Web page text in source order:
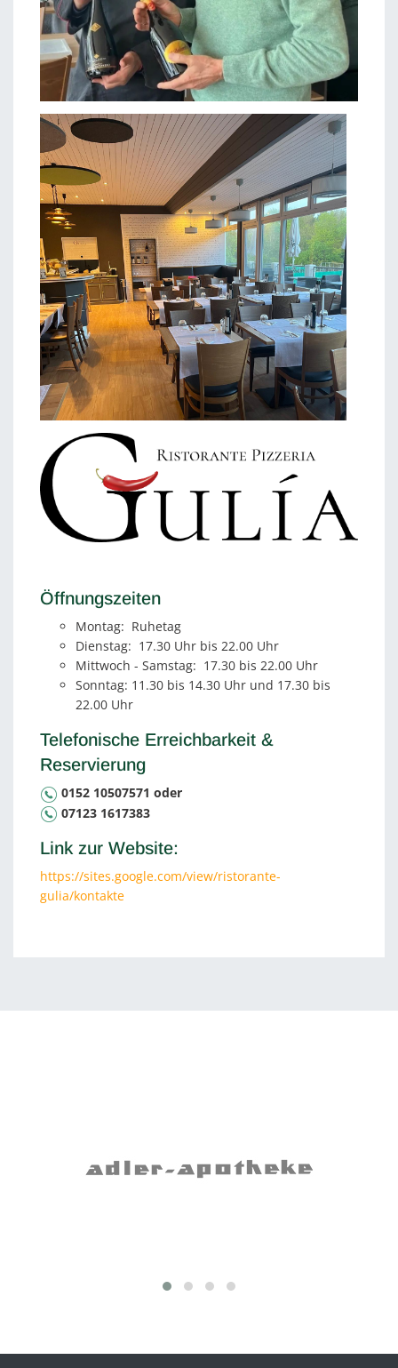
Öffnungszeiten
Montag: Ruhetag
Dienstag: 17.30 Uhr bis 22.00 Uhr
Mittwoch - Samstag: 17.30 bis 22.00 Uhr
Sonntag: 11.30 bis 14.30 Uhr und 17.30 bis
22.00 Uhr
Telefonische Erreichbarkeit &
Reservierung
0152 10507571 oder
07123 1617383
Link zur Website:
https://sites.google.com/view/ristorante-
gulia/kontakte